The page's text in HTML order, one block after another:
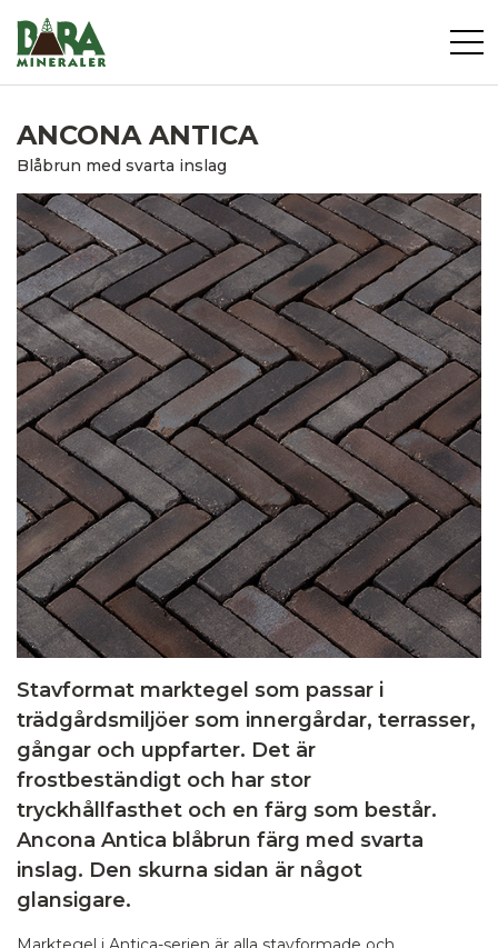
ANCONA ANTICA
Blåbrun med svarta inslag
Stavformat marktegel som passar i
trädgårdsmiljöer som innergårdar, terrasser,
gångar och uppfarter. Det är
frostbeständigt och har stor
tryckhållfasthet och en färg som består.
Ancona Antica blåbrun färg med svarta
inslag. Den skurna sidan är något
glansigare.